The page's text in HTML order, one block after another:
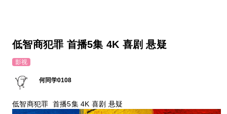
低智商犯罪 首播5集 4K 喜剧 悬疑
影视
何同学0108
低智商犯罪 首播5集 4K 喜剧 悬疑